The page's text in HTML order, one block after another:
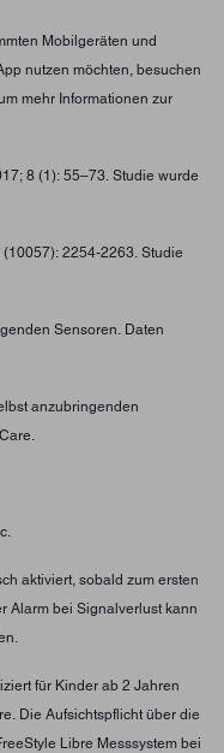
Mobilgeräten und
nutzen möchten, besuchen
mehr Informationen zur
8 (1): 55–73. Studie wurde
2254-2263. Studie
Sensoren. Daten
anzubringenden
aktiviert, sobald zum ersten
Alarm bei Signalverlust kann
für Kinder ab 2 Jahren
Die Aufsichtspflicht über die
Libre Messsystem bei